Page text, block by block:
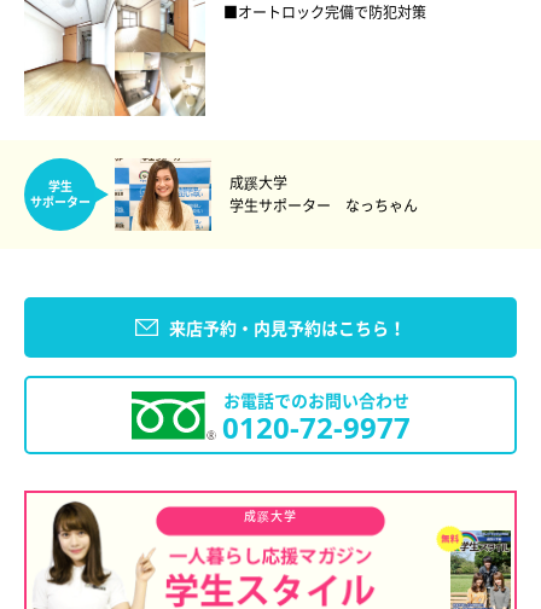
■オートロック完備で防犯対策
学生
サポーター
成蹊大学
学生サポーター なっちゃん
来店予約・内見予約はこちら！
お電話でのお問い合わせ
0120-72-9977
成蹊大学